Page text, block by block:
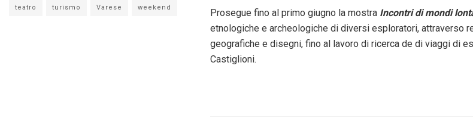
Prosegue fino al primo giugno la mostra Incontri di mondi
etnologiche e archeologiche di diversi esploratori, attraverso
geografiche e disegni, fino al lavoro di ricerca de di viaggi di
Castiglioni.
teatro turismo Varese weekend